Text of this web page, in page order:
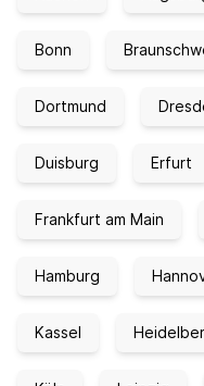
Bonn
Dortmund
Duisburg Erfurt
Frankfurt am Main
Hamburg
Kassel